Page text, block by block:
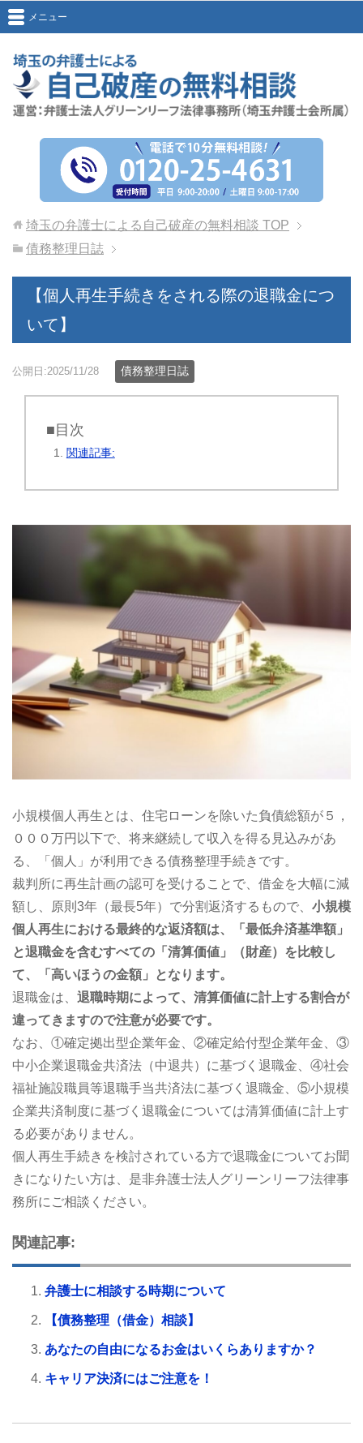
メニュー
埼玉の弁護士による自己破産の無料相談 TOP
債務整理日誌
【個人再生手続きをされる際の退職金につ
いて】
公開日:2025/11/28 債務整理日誌
■目次
関連記事:
小規模個人再生とは、住宅ローンを除いた負債総額が５，
０００万円以下で、将来継続して収入を得る見込みがあ
る、「個人」が利用できる債務整理手続きです。
裁判所に再生計画の認可を受けることで、借金を大幅に減
額し、原則3年（最長5年）で分割返済するもので、 小規模
個人再生における最終的な返済額は、「最低弁済基準額」
と退職金を含むすべての「清算価値」（財産）を比較し
て、「高いほうの金額」となります。
退職金は、 退職時期によって、清算価値に計上する割合が
違ってきますので注意が必要です。
なお、①確定拠出型企業年金、②確定給付型企業年金、③
中小企業退職金共済法（中退共）に基づく退職金、④社会
福祉施設職員等退職手当共済法に基づく退職金、⑤小規模
企業共済制度に基づく退職金については清算価値に計上す
る必要がありません。
個人再生手続きを検討されている方で退職金についてお聞
きになりたい方は、是非弁護士法人グリーンリーフ法律事
務所にご相談ください。
関連記事:
弁護士に相談する時期について
【債務整理（借金）相談】
あなたの自由になるお金はいくらありますか？
キャリア決済にはご注意を！